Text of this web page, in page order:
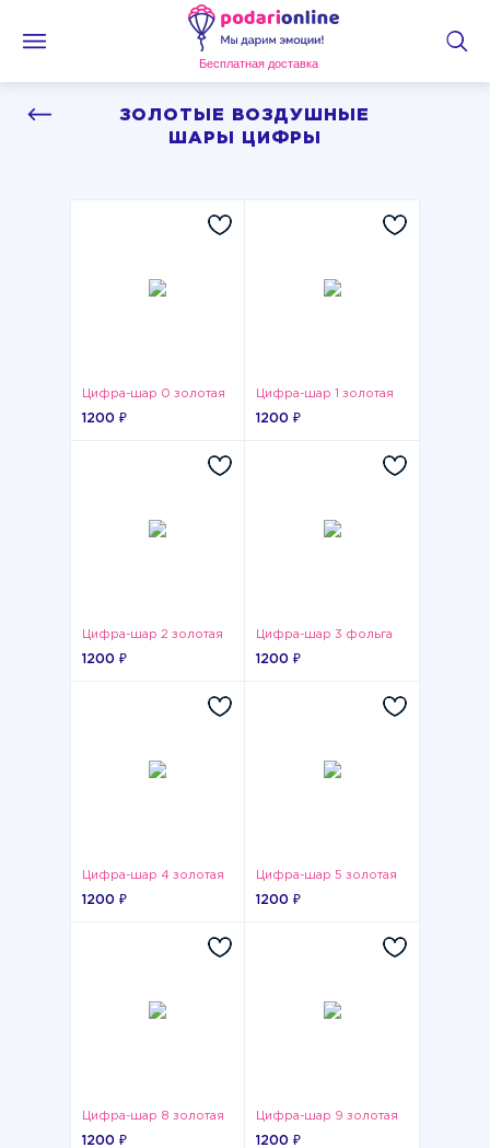
Бесплатная доставка
ЗОЛОТЫЕ ВОЗДУШНЫЕ
ШАРЫ ЦИФРЫ
Цифра-шар 0 золотая
1200 ₽
Цифра-шар 1 золотая
1200 ₽
Цифра-шар 2 золотая
1200 ₽
Цифра-шар 3 фольга
1200 ₽
Цифра-шар 4 золотая
1200 ₽
Цифра-шар 5 золотая
1200 ₽
Цифра-шар 8 золотая
1200 ₽
Цифра-шар 9 золотая
1200 ₽